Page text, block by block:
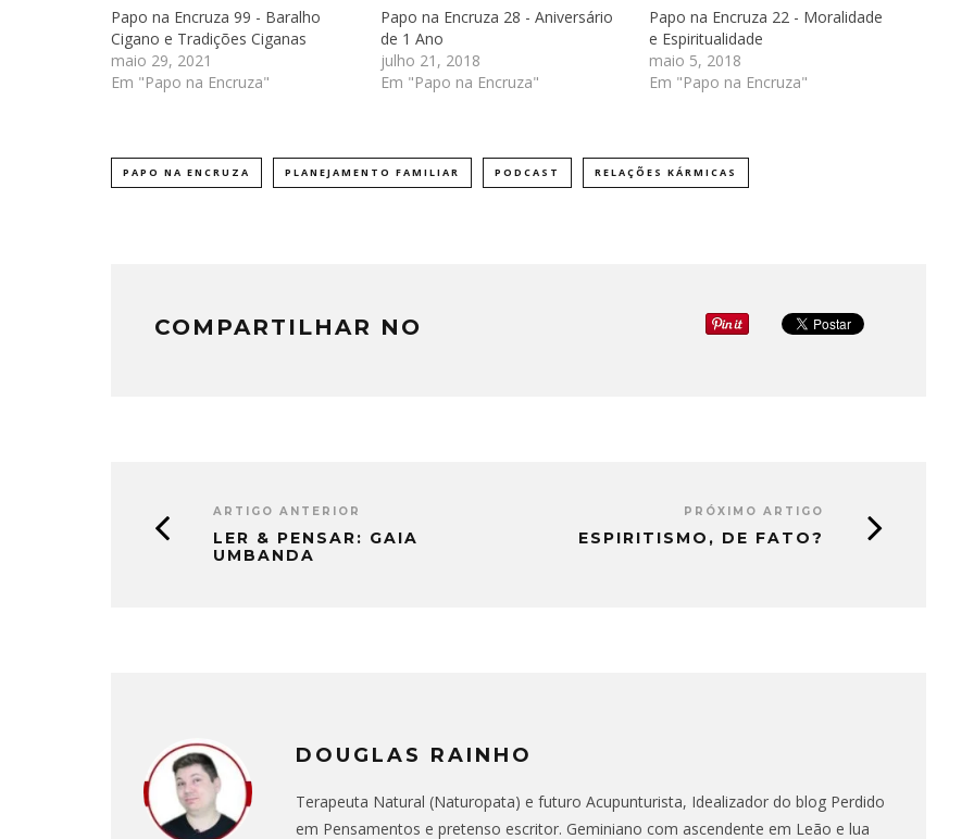
Papo na Encruza 99 - Baralho
Cigano e Tradições Ciganas
maio 29, 2021
Em "Papo na Encruza"
Papo na Encruza 28 - Aniversário
de 1 Ano
julho 21, 2018
Em "Papo na Encruza"
Papo na Encruza 22 - Moralidade
e Espiritualidade
maio 5, 2018
Em "Papo na Encruza"
PAPO NA ENCRUZA PLANEJAMENTO FAMILIAR PODCAST RELAÇÕES KÁRMICAS
COMPARTILHAR NO
ARTIGO ANTERIOR
LER & PENSAR: GAIA
UMBANDA
PRÓXIMO ARTIGO
ESPIRITISMO, DE FATO?
DOUGLAS RAINHO
Terapeuta Natural (Naturopata) e futuro Acupunturista, Idealizador do blog Perdido
em Pensamentos e pretenso escritor. Geminiano com ascendente em Leão e lua